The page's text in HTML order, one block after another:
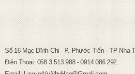
TƯ VẤN PHÁP LUẬT
Số 16 Mạc Đĩnh Chi - P. Phước Tiến - TP Nha
Điện Thoại: 058 3 513 988 - 0914 086 292.